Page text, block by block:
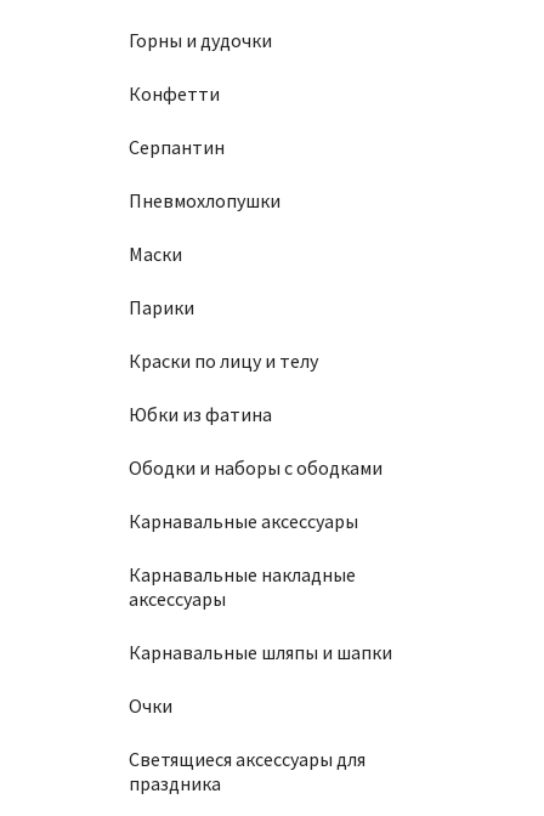
Горны и дудочки
Конфетти
Серпантин
Пневмохлопушки
Маски
Парики
Краски по лицу и телу
Юбки из фатина
Ободки и наборы с ободками
Карнавальные аксессуары
Карнавальные накладные
аксессуары
Карнавальные шляпы и шапки
Очки
Светящиеся аксессуары для
праздника